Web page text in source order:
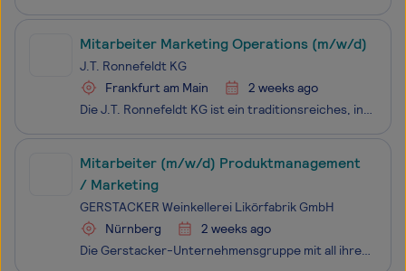
Mitarbeiter Marketing Operations (m/w/d)
J.T. Ronnefeldt KG
Frankfurt am Main
2 weeks ago
Die J.T. Ronnefeldt KG ist ein traditionsreiches, inhabergeführtes Familienunternehmen auf dem Gebiet der Teeveredelung. Seit 1823 steht unser Name für höchste Qualität, exzellenten Service und gelebte Teekultur. Unsere Premiumprodukte sind heute in über 80 Ländern vertreten – in exklusiven Hotels,
Mitarbeiter (m/w/d) Produktmanagement
/ Marketing
GERSTACKER Weinkellerei Likörfabrik GmbH
Nürnberg
2 weeks ago
Die Gerstacker-Unternehmensgruppe mit all ihren Tochtergesellschaften ist bekannt für den original Nürnberger Christkindles Markt-Glühwein g.g.A, viele weitere Glühweine und Punsche, Federweißer Cocktails, Hugo, Sprizz, Lil Berry sowie ein Produktportfolio von über 650 Produkten. Seit über 80 Jahren